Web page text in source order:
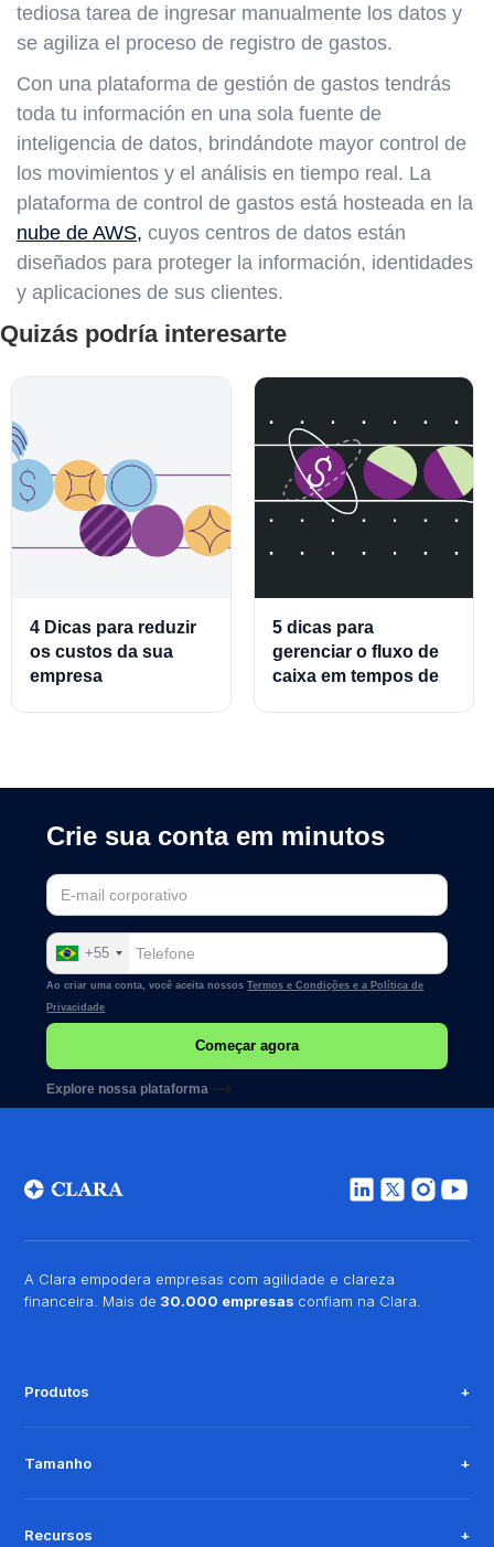
tediosa tarea de ingresar manualmente los datos y
se agiliza el proceso de registro de gastos.
Con una plataforma de gestión de gastos tendrás
toda tu información en una sola fuente de
inteligencia de datos, brindándote mayor control de
los movimientos y el análisis en tiempo real. La
plataforma de control de gastos está hosteada en la
nube de AWS, cuyos centros de datos están
diseñados para proteger la información, identidades
y aplicaciones de sus clientes.
Quizás podría interesarte
4 Dicas para reduzir
os custos da sua
empresa
5 dicas para
gerenciar o fluxo de
caixa em tempos de
Crie sua conta em minutos
+55
Ao criar uma conta, você aceita nossosTermos e Condições e a Política de
Privacidade
Explore nossa plataforma
A Clara empodera empresas com agilidade e clareza
financeira. Mais de 30.000 empresas confiam na Clara.
Produtos
Tamanho
Recursos